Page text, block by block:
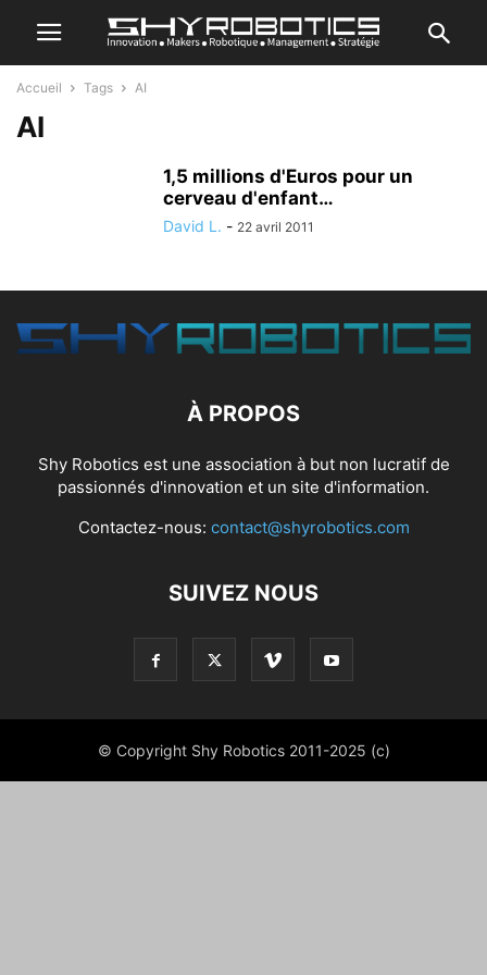
Accueil Tags AI
AI
1,5 millions d'Euros pour un
cerveau d'enfant…
David L. - 22 avril 2011
À PROPOS
Shy Robotics est une association à but non lucratif de
passionnés d'innovation et un site d'information.
Contactez-nous: contact@shyrobotics.com
SUIVEZ NOUS
© Copyright Shy Robotics 2011-2025 (c)